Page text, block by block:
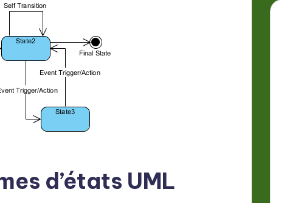
d’états UML